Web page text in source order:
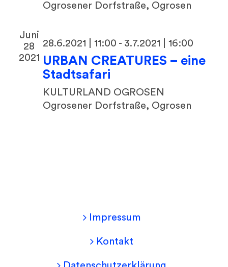
Ogrosener Dorfstraße, Ogrosen
Juni
28
2021
28.6.2021 | 11:00 - 3.7.2021 | 16:00
URBAN CREATURES – eine
Stadtsafari
KULTURLAND OGROSEN
Ogrosener Dorfstraße, Ogrosen
Impressum
Kontakt